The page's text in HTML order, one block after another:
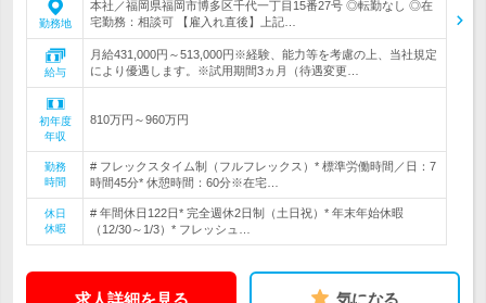
勤務地
本社／福岡県福岡市博多区千代一丁目15番27号 ◎転勤なし ◎在
宅勤務：相談可 【雇入れ直後】上記…
給与
月給431,000円～513,000円※経験、能力等を考慮の上、当社規定
により優遇します。※試用期間3ヵ月（待遇変更…
初年度
年収
810万円～960万円
勤務
時間
# フレックスタイム制（フルフレックス）* 標準労働時間／日：7
時間45分* 休憩時間：60分※在宅…
休日
休暇
# 年間休日122日* 完全週休2日制（土日祝）* 年末年始休暇
（12/30～1/3）* フレッシュ…
求人詳細を見る 気になる